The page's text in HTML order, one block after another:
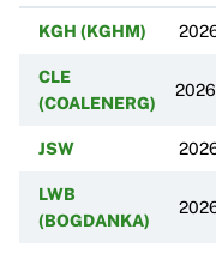
KGH (KGHM)
CLE
(COALENERG)
JSW
LWB
(BOGDANKA)